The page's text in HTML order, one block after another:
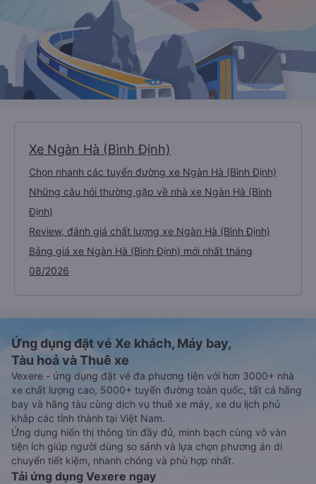
Xe Ngàn Hà (Bình Định)
Chọn nhanh các tuyến đường xe Ngàn Hà (Bình Định)
Những câu hỏi thường gặp về nhà xe Ngàn Hà (Bình
Định)
Review, đánh giá chất lượng xe Ngàn Hà (Bình Định)
Bảng giá xe Ngàn Hà (Bình Định) mới nhất tháng
08/2026
Ứng dụng đặt vé Xe khách, Máy bay,
Tàu hoả và Thuê xe
Vexere - ứng dụng đặt vé đa phương tiện với hơn 3000+ nhà
xe chất lượng cao, 5000+ tuyến đường toàn quốc, tất cả hãng
bay và hãng tàu cùng dịch vụ thuê xe máy, xe du lịch phủ
khắp các tỉnh thành tại Việt Nam.
Ứng dụng hiển thị thông tin đầy đủ, minh bạch cùng vô vàn
tiện ích giúp người dùng so sánh và lựa chọn phương án di
chuyển tiết kiệm, nhanh chóng và phù hợp nhất.
Tải ứng dụng Vexere ngay